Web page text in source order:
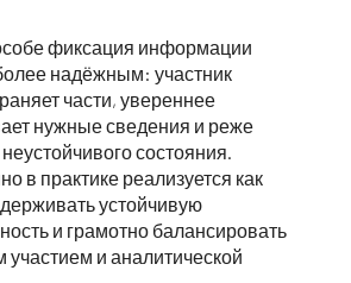
фиксация информации
надёжным: участник
части, увереннее
нужные сведения и реже
состояния.
в практике реализуется как
устойчивую
и грамотно балансировать
и аналитической